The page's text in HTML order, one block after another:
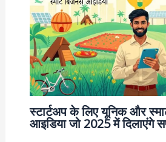
स्टार्टअप के लिए यूनिक और
आइडिया जो 2025 में दिलाएंगे